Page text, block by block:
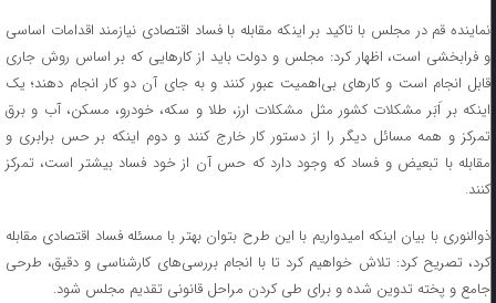
نماینده قم در مجلس با تاکید بر اینکه مقابله با فساد اقتصادی نیازمند اقدامات اساسی
و فرابخشی است، اظهار کرد: مجلس و دولت باید از کار‌هایی که بر اساس روش جاری
قابل انجام است و کار‌های بی‌اهمیت عبور کنند و به جای آن دو کار انجام دهند؛ یک
اینکه بر اَبَر مشکلات کشور مثل مشکلات ارز، طلا و سکه، خودرو، مسکن، آب و برق
تمرکز و همه مسائل دیگر را از دستور کار خارج کنند و دوم اینکه بر حس برابری و
مقابله با تبعیض و فساد که وجود دارد که حس آن از خود فساد بیشتر است، تمرکز
کنند.
ذوالنوری با بیان اینکه امیدواریم با این طرح بتوان بهتر با مسئله فساد اقتصادی مقابله
کرد، تصریح کرد: تلاش خواهیم کرد تا با انجام بررسی‌های کارشناسی و دقیق، طرحی
جامع و پخته تدوین شده و برای طی کردن مراحل قانونی تقدیم مجلس شود.